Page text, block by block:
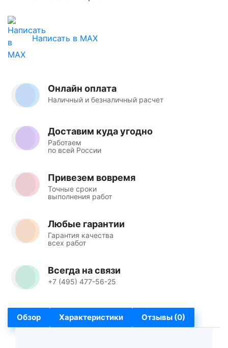
Написать в MAX
Онлайн оплата
Наличный и безналичный расчет
Доставим куда угодно
Работаем
по всей России
Привезем вовремя
Точные сроки
выполнения работ
Любые гарантии
Гарантия качества
всех работ
Всегда на связи
+7 (495) 477-56-25
Обзор Характеристики Отзывы (0)